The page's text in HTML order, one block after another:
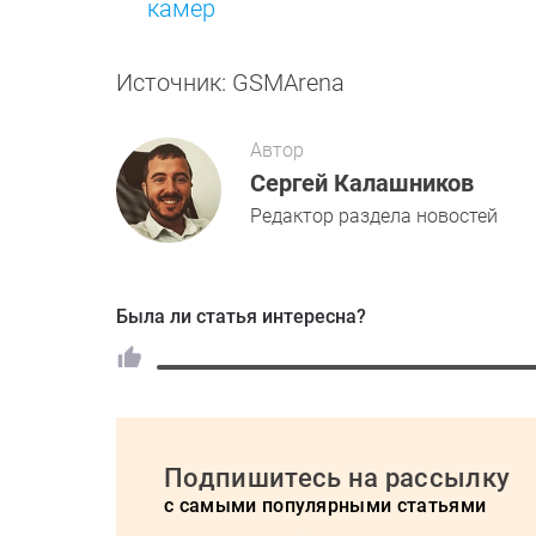
камер
Источник: GSMArena
Автор
Сергей Калашников
Редактор раздела новостей
Была ли статья интересна?
Подпишитесь на рассылку
с самыми популярными статьями